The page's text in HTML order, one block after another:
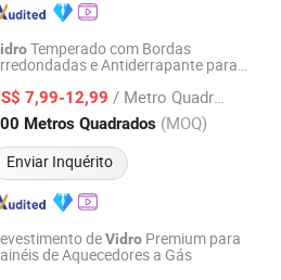
Temperado com Bordas
e Antiderrapante para
7,99-12,99 / Metro Quadrado
Metros Quadrados (MOQ)
Enviar Inquérito
Ltd.
Desde 2025
deVidro Premium para
de Aquecedores a Gás
Technology Ltd